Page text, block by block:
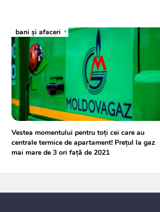
bani și afaceri
Vestea momentului pentru toți cei care au
centrale termice de apartament! Prețul la gaz
mai mare de 3 ori față de 2021